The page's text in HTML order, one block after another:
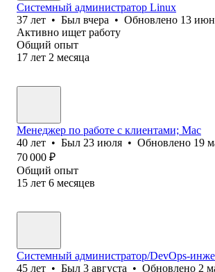
Системный администратор Linux
37 лет • Был вчера • Обновлено 13
Активно ищет работу
Общий опыт
17 лет 2 месяца
Менеджер по работе с клиентами; Мас
40 лет • Был 23 июля • Обновлено 19
70 000 ₽
Общий опыт
15 лет 6 месяцев
Системный администратор/DevOps-
45 лет • Был 3 августа • Обновлено 2